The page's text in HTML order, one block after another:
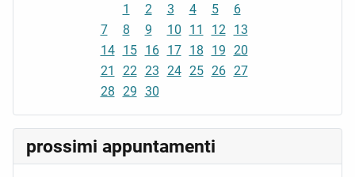
1
2 3 4 5
6
7
8 9 10 11 12
13
14
15 16 17 18 19 20
21
22 23 24 25 26 27
28 29 30
prossimi appuntamenti